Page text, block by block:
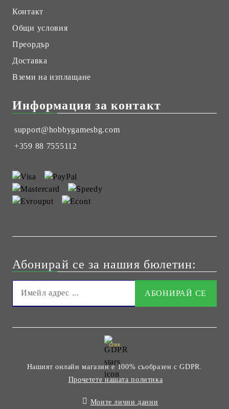
Контакт
Общи условия
Преордър
Доставка
Вземи на изплащане
Информация за контакт
support@hobbygamesbg.com
+359 88 7555112
Абонирай се за нашия бюлетин:
GDPR
Нашият онлайн магазин е 100% съобразен с GDPR.
Прочетете нашата политика
Моите лични данни